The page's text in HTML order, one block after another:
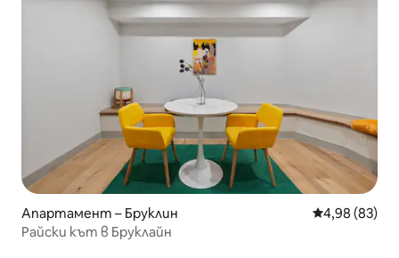
Апартамент – Бруклин Средна
4,98 (83)
Райски кът в Бруклайн